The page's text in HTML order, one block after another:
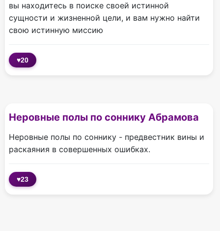
вы находитесь в поиске своей истинной
сущности и жизненной цели, и вам нужно найти
свою истинную миссию
♥20
Неровные полы по соннику Абрамова
Неровные полы по соннику - предвестник вины и
раскаяния в совершенных ошибках.
♥23